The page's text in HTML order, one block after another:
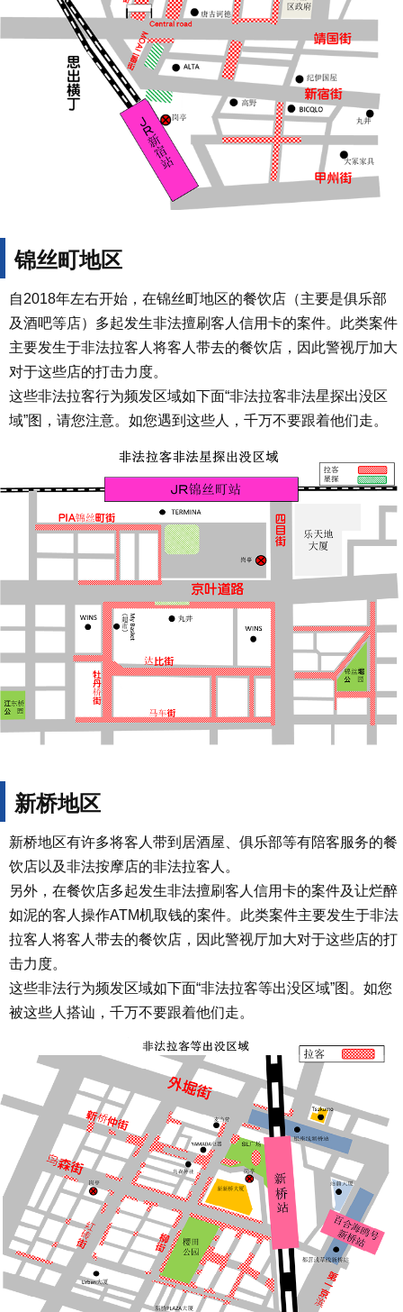
锦丝町地区
自2018年左右开始，在锦丝町地区的餐饮店（主要是俱乐部
及酒吧等店）多起发生非法擅刷客人信用卡的案件。此类案件
主要发生于非法拉客人将客人带去的餐饮店，因此警视厅加大
对于这些店的打击力度。
这些非法拉客行为频发区域如下面“非法拉客非法星探出没区
域”图，请您注意。如您遇到这些人，千万不要跟着他们走。
新桥地区
新桥地区有许多将客人带到居酒屋、俱乐部等有陪客服务的餐
饮店以及非法按摩店的非法拉客人。
另外，在餐饮店多起发生非法擅刷客人信用卡的案件及让烂醉
如泥的客人操作ATM机取钱的案件。此类案件主要发生于非法
拉客人将客人带去的餐饮店，因此警视厅加大对于这些店的打
击力度。
这些非法行为频发区域如下面“非法拉客等出没区域”图。如您
被这些人搭讪，千万不要跟着他们走。